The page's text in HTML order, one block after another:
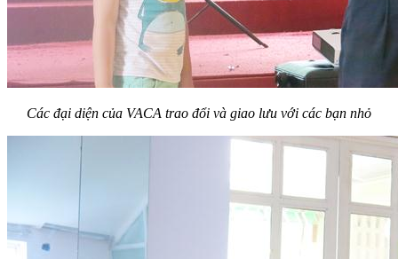
Các đại diện của VACA trao đổi và giao lưu với các bạn nhỏ